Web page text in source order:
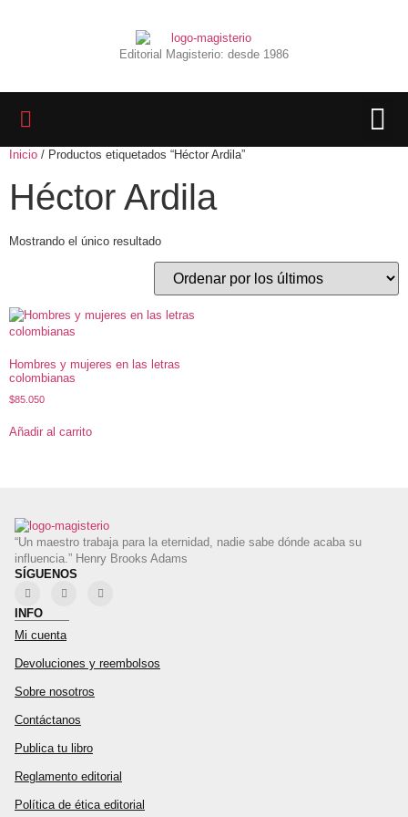
Editorial Magisterio: desde 1986
Inicio / Productos etiquetados “Héctor Ardila”
Héctor Ardila
Mostrando el único resultado
Hombres y mujeres en las letras
colombianas
$85.050
Añadir al carrito
“Un maestro trabaja para la eternidad, nadie sabe dónde acaba su
influencia.” Henry Brooks Adams
SÍGUENOS
INFO
Mi cuenta
Devoluciones y reembolsos
Sobre nosotros
Contáctanos
Publica tu libro
Reglamento editorial
Política de ética editorial